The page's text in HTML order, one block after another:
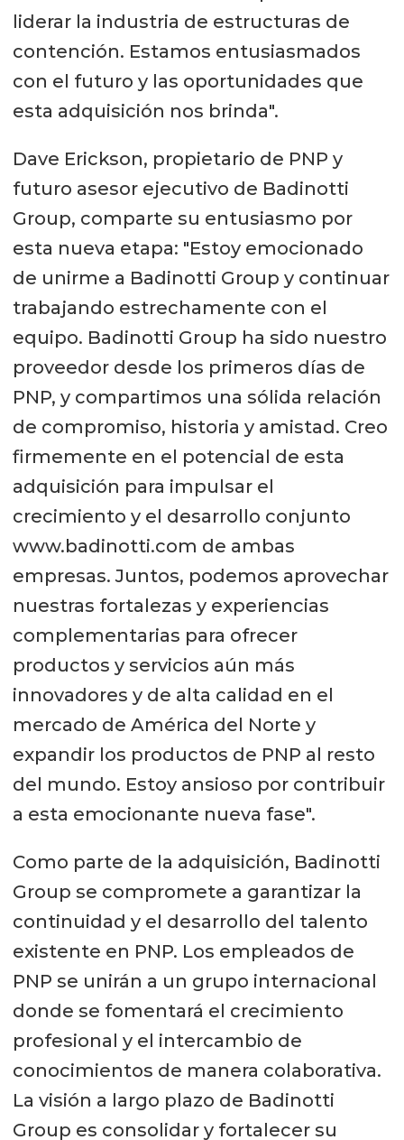
liderar la industria de estructuras de
contención. Estamos entusiasmados
con el futuro y las oportunidades que
esta adquisición nos brinda".
Dave Erickson, propietario de PNP y
futuro asesor ejecutivo de Badinotti
Group, comparte su entusiasmo por
esta nueva etapa: "Estoy emocionado
de unirme a Badinotti Group y continuar
trabajando estrechamente con el
equipo. Badinotti Group ha sido nuestro
proveedor desde los primeros días de
PNP, y compartimos una sólida relación
de compromiso, historia y amistad. Creo
firmemente en el potencial de esta
adquisición para impulsar el
crecimiento y el desarrollo conjunto
www.badinotti.com de ambas
empresas. Juntos, podemos aprovechar
nuestras fortalezas y experiencias
complementarias para ofrecer
productos y servicios aún más
innovadores y de alta calidad en el
mercado de América del Norte y
expandir los productos de PNP al resto
del mundo. Estoy ansioso por contribuir
a esta emocionante nueva fase".
Como parte de la adquisición, Badinotti
Group se compromete a garantizar la
continuidad y el desarrollo del talento
existente en PNP. Los empleados de
PNP se unirán a un grupo internacional
donde se fomentará el crecimiento
profesional y el intercambio de
conocimientos de manera colaborativa.
La visión a largo plazo de Badinotti
Group es consolidar y fortalecer su